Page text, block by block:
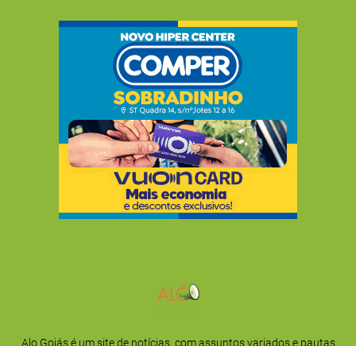
Alo Goiás é um site de notícias, com assuntos variados e pautas